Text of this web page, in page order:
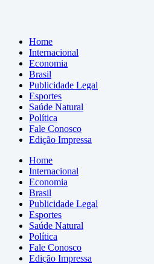
Home
Internacional
Economia
Brasil
Publicidade Legal
Esportes
Saúde Natural
Política
Fale Conosco
Edição Impressa
Home
Internacional
Economia
Brasil
Publicidade Legal
Esportes
Saúde Natural
Política
Fale Conosco
Edição Impressa